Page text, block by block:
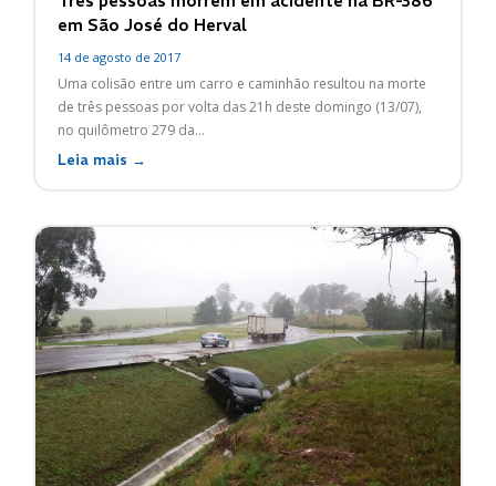
em São José do Herval
14 de agosto de 2017
Uma colisão entre um carro e caminhão resultou na morte
de três pessoas por volta das 21h deste domingo (13/07),
no quilômetro 279 da...
Leia mais →